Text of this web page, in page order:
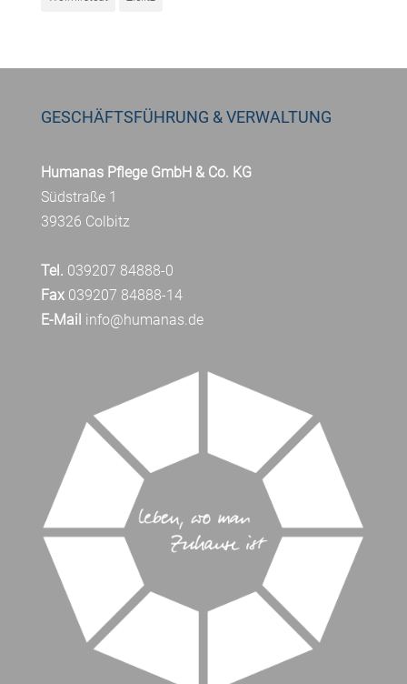
GESCHÄFTSFÜHRUNG & VERWALTUNG
Humanas Pflege GmbH & Co. KG
Südstraße 1
39326 Colbitz
Tel. 039207 84888-0
Fax039207 84888-14
E-Mail info@humanas.de